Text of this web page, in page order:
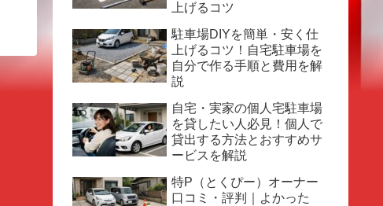
上げるコツ
駐車場DIYを簡単・安く仕
上げるコツ！自宅駐車場を
自分で作る手順と費用を解
説
自宅・実家の個人宅駐車場
を貸したい人必見！個人で
貸出する方法とおすすめサ
ービスを解説
特P（とくぴー）オーナー
口コミ・評判｜よかった